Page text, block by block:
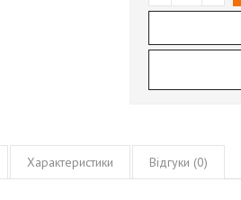
Характеристики Відгуки (0)